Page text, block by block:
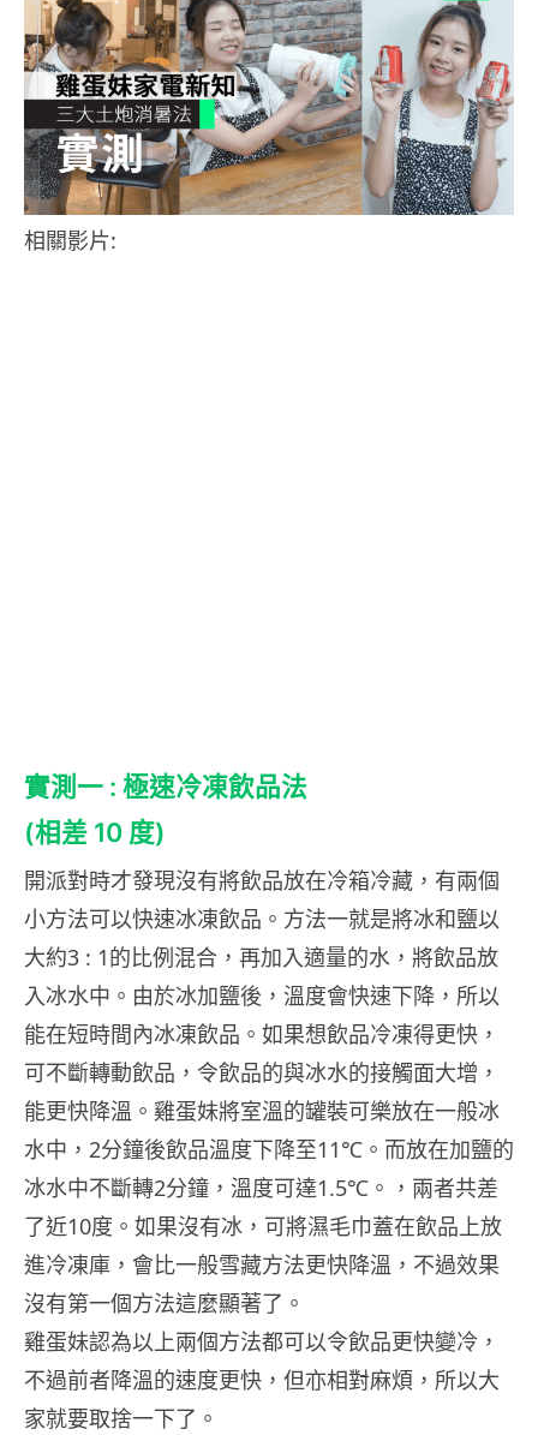
相關影片:
實測一 : 極速冷凍飲品法
(相差 10 度)
開派對時才發現沒有將飲品放在冷箱冷藏，有兩個
小方法可以快速冰凍飲品。方法一就是將冰和鹽以
大約3 : 1的比例混合，再加入適量的水，將飲品放
入冰水中。由於冰加鹽後，溫度會快速下降，所以
能在短時間內冰凍飲品。如果想飲品冷凍得更快，
可不斷轉動飲品，令飲品的與冰水的接觸面大增，
能更快降溫。雞蛋妹將室溫的罐裝可樂放在一般冰
水中，2分鐘後飲品溫度下降至11℃。而放在加鹽的
冰水中不斷轉2分鐘，溫度可達1.5℃。，兩者共差
了近10度。如果沒有冰，可將濕毛巾蓋在飲品上放
進冷凍庫，會比一般雪藏方法更快降溫，不過效果
沒有第一個方法這麼顯著了。
雞蛋妹認為以上兩個方法都可以令飲品更快變冷，
不過前者降溫的速度更快，但亦相對麻煩，所以大
家就要取捨一下了。